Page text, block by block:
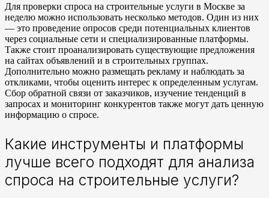
Для проверки спроса на строительные услуги в Москве за
неделю можно использовать несколько методов. Один из них
— это проведение опросов среди потенциальных клиентов
через социальные сети и специализированные платформы.
Также стоит проанализировать существующие предложения
на сайтах объявлений и в строительных группах.
Дополнительно можно размещать рекламу и наблюдать за
откликами, чтобы оценить интерес к определенным услугам.
Сбор обратной связи от заказчиков, изучение тенденций в
запросах и мониторинг конкурентов также могут дать ценную
информацию о спросе.
Какие инструменты и платформы
лучше всего подходят для анализа
спроса на строительные услуги?